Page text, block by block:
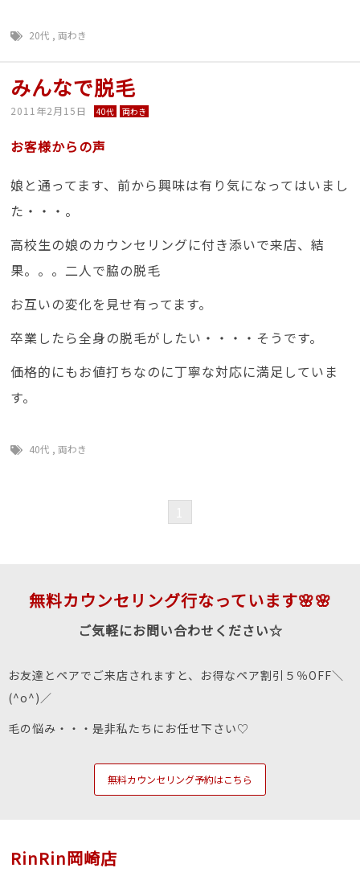
20代 ,両わき
みんなで脱毛
2011年2月15日 40代 両わき
お客様からの声
娘と通ってます、前から興味は有り気になってはいまし
た・・・。
高校生の娘のカウンセリングに付き添いで来店、結
果。。。二人で脇の脱毛
お互いの変化を見せ有ってます。
卒業したら全身の脱毛がしたい・・・・そうです。
価格的にもお値打ちなのに丁寧な対応に満足していま
す。
40代 ,両わき
無料カウンセリング行なっています🌸🌸
ご気軽にお問い合わせください☆
お友達とペアでご来店されますと、お得なペア割引５％OFF＼
(^o^)／
毛の悩み・・・是非私たちにお任せ下さい♡
無料カウンセリング予約はこちら
RinRin岡崎店